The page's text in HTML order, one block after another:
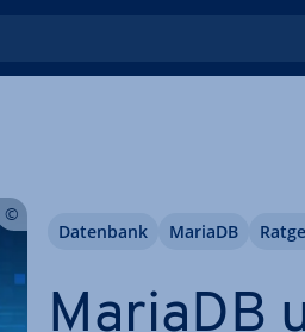
MariaDB
Datenbank MariaDB